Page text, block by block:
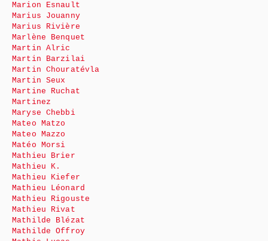
Marion Esnault
Marius Jouanny
Marius Rivière
Marlène Benquet
Martin Alric
Martin Barzilai
Martin Chouratévla
Martin Seux
Martine Ruchat
Martinez
Maryse Chebbi
Mateo Matzo
Mateo Mazzo
Matéo Morsi
Mathieu Brier
Mathieu K.
Mathieu Kiefer
Mathieu Léonard
Mathieu Rigouste
Mathieu Rivat
Mathilde Blézat
Mathilde Offroy